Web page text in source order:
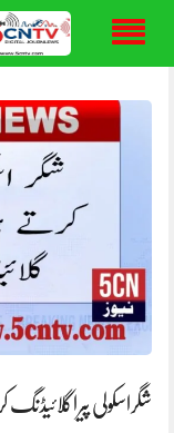
شگراسکولی پیراگلائیڈنگ